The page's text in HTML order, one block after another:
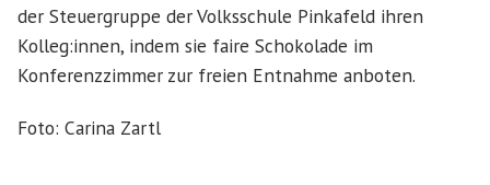
der Steuergruppe der Volksschule Pinkafeld ihren
Kolleg:innen, indem sie faire Schokolade im
Konferenzzimmer zur freien Entnahme anboten.
Foto: Carina Zartl